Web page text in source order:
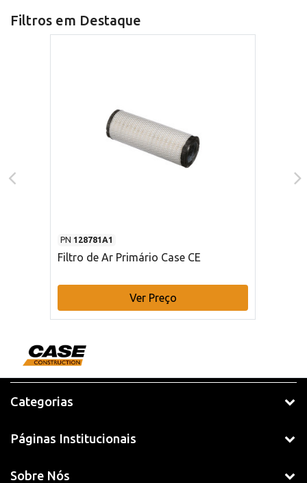
Filtros em Destaque
PN 128781A1
Filtro de Ar Primário Case CE
Ver Preço
Categorias
Páginas Institucionais
Sobre Nós